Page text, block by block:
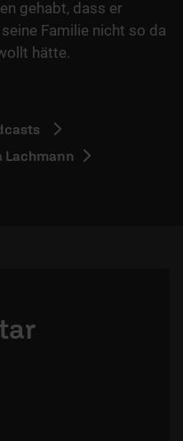
gehabt, dass er
Familie nicht so da
hätte.
Lachmann